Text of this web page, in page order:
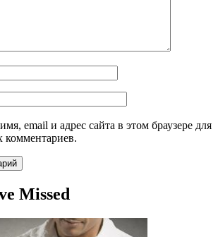
email и адрес сайта в этом браузере для
Missed